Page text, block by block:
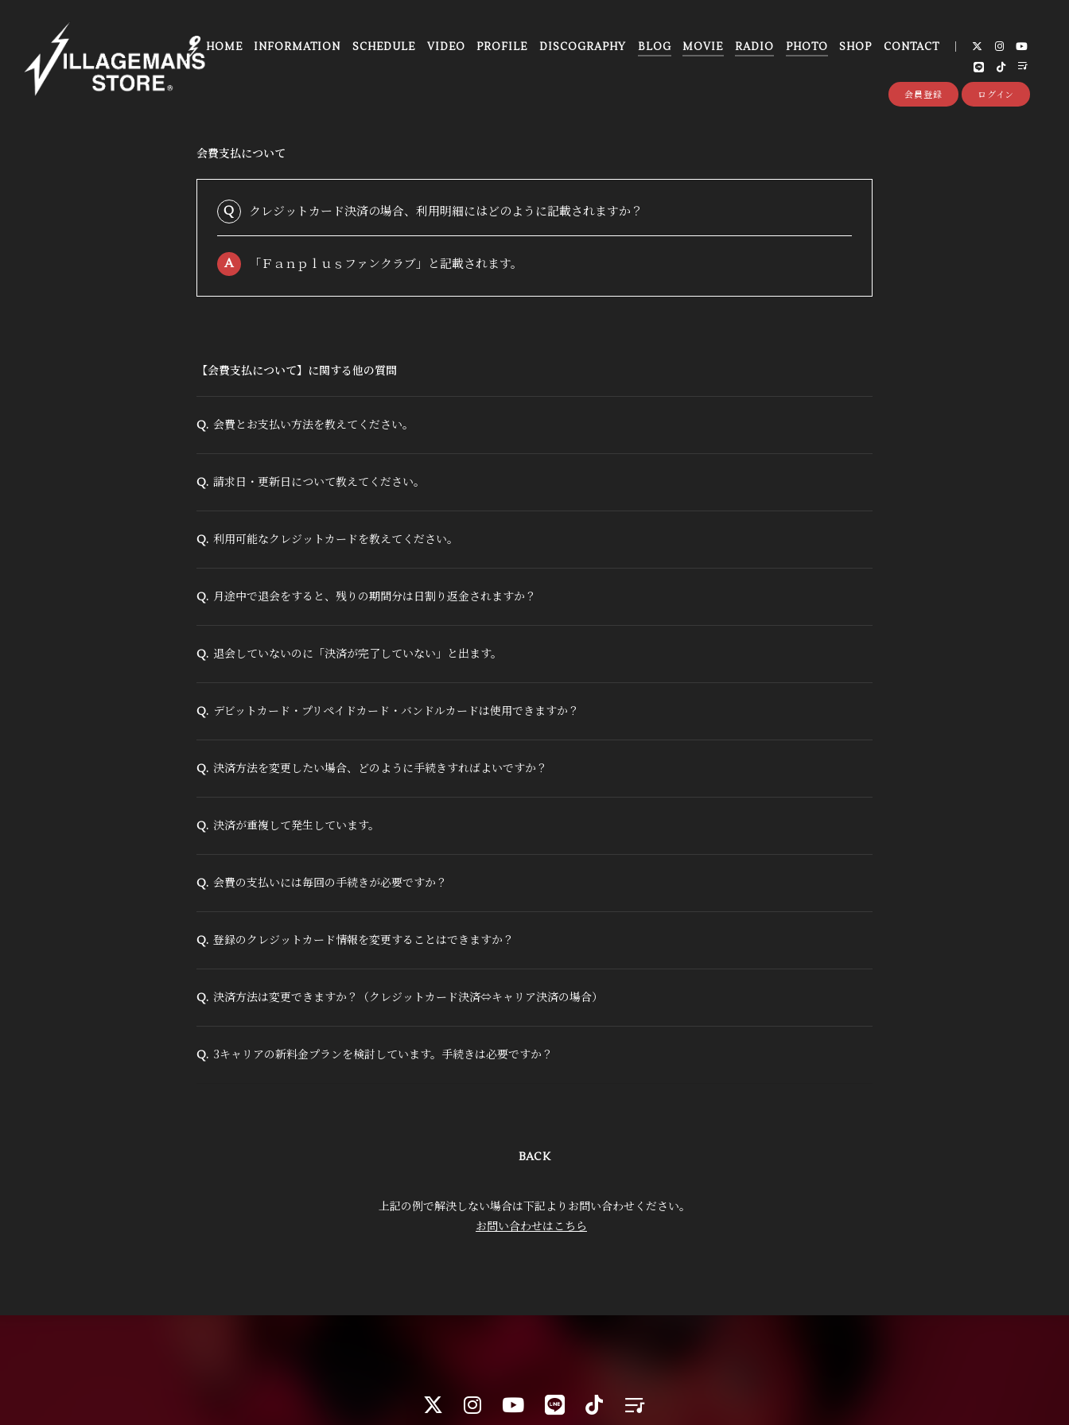
HOME INFORMATION SCHEDULE VIDEO PROFILE DISCOGRAPHY BLOG MOVIE RADIO PHOTO SHOP CONTACT
会員登録 ログイン
会費支払について
Q クレジットカード決済の場合、利用明細にはどのように記載されますか？
A 「Ｆａｎｐｌｕｓファンクラブ」と記載されます。
【会費支払について】に関する他の質問
Q. 会費とお支払い方法を教えてください。
Q. 請求日・更新日について教えてください。
Q. 利用可能なクレジットカードを教えてください。
Q. 月途中で退会をすると、残りの期間分は日割り返金されますか？
Q. 退会していないのに「決済が完了していない」と出ます。
Q. デビットカード・プリペイドカード・バンドルカードは使用できますか？
Q. 決済方法を変更したい場合、どのように手続きすればよいですか？
Q. 決済が重複して発生しています。
Q. 会費の支払いには毎回の手続きが必要ですか？
Q. 登録のクレジットカード情報を変更することはできますか？
Q. 決済方法は変更できますか？（クレジットカード決済⇔キャリア決済の場合）
Q. 3キャリアの新料金プランを検討しています。手続きは必要ですか？
BACK
上記の例で解決しない場合は下記よりお問い合わせください。
お問い合わせはこちら